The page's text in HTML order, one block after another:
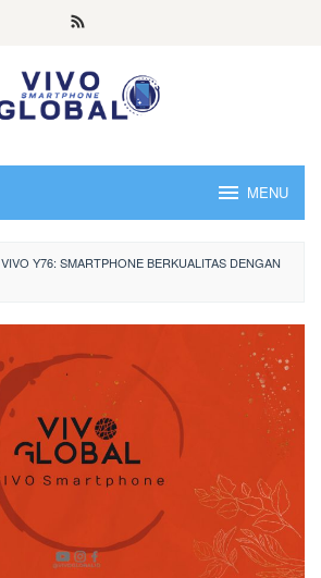
MENU
VIVO Y76: SMARTPHONE BERKUALITAS DENGAN